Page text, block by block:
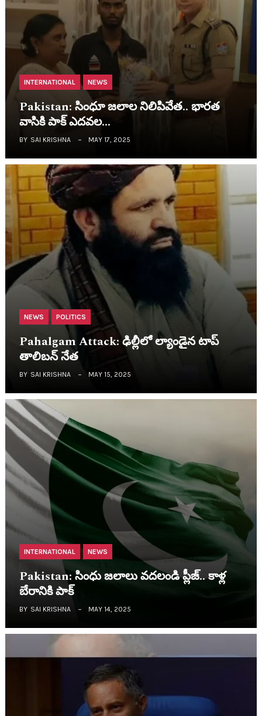
INTERNATIONAL NEWS
Pakistan: సింధూ జ‌లాల నిలిపివేత‌.. భార‌త
వాసికి పాక్ ఎద‌వ‌ల…
BY SAI KRISHNA MAY 17, 2025
NEWS POLITICS
Pahalgam Attack: ఢిల్లీలో ల్యాండైన టాప్
తాలిబ‌న్ నేత‌
BY SAI KRISHNA MAY 15, 2025
INTERNATIONAL NEWS
Pakistan: సింధు జ‌లాలు వ‌దలండి ప్లీజ్.. కాళ్ల
బేరానికి పాక్
BY SAI KRISHNA MAY 14, 2025